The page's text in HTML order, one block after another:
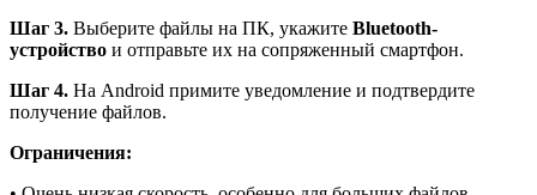
Шаг 3. Выберите файлы на ПК, укажите Bluetooth-
устройство и отправьте их на сопряженный смартфон.
Шаг 4. На Android примите уведомление и подтвердите
получение файлов.
Ограничения: